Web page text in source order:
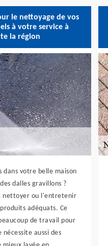
le nettoyage de vos
à votre service à
la région
dans votre belle maison
dalles gravillons ?
nettoyer ou l'entretenir
produits adéquats. Ce
de travail pour
aussi des